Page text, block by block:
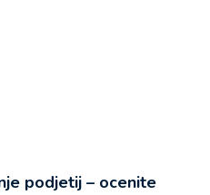
podjetij – ocenite